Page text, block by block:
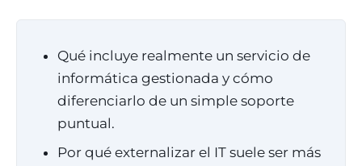
Qué incluye realmente un servicio de
informática gestionada y cómo
diferenciarlo de un simple soporte
puntual.
Por qué externalizar el IT suele ser más